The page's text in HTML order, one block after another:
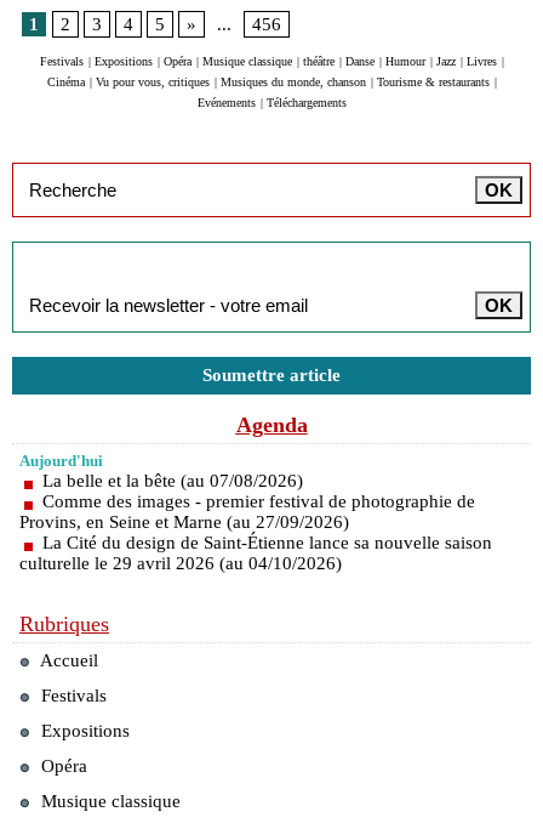
1
2 3 4 5 » ... 456
Festivals Expositions Opéra Musique classique théâtre Danse Humour Jazz Livres
Cinéma
Vu pour vous, critiques Musiques du monde, chanson Tourisme & restaurants
Evénements
Téléchargements
Soumettre article
Agenda
Aujourd'hui
La belle et la bête (au 07/08/2026)
Comme des images - premier festival de photographie de
Provins, en Seine et Marne (au 27/09/2026)
La Cité du design de Saint-Étienne lance sa nouvelle saison
culturelle le 29 avril 2026 (au 04/10/2026)
Rubriques
Accueil
Festivals
Expositions
Opéra
Musique classique